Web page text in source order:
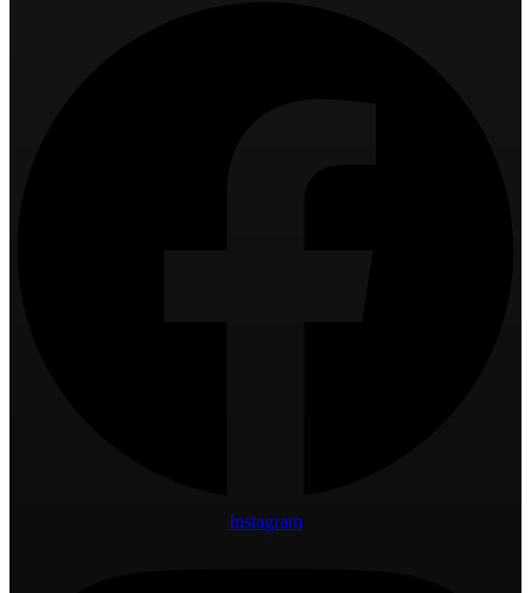
Instagram